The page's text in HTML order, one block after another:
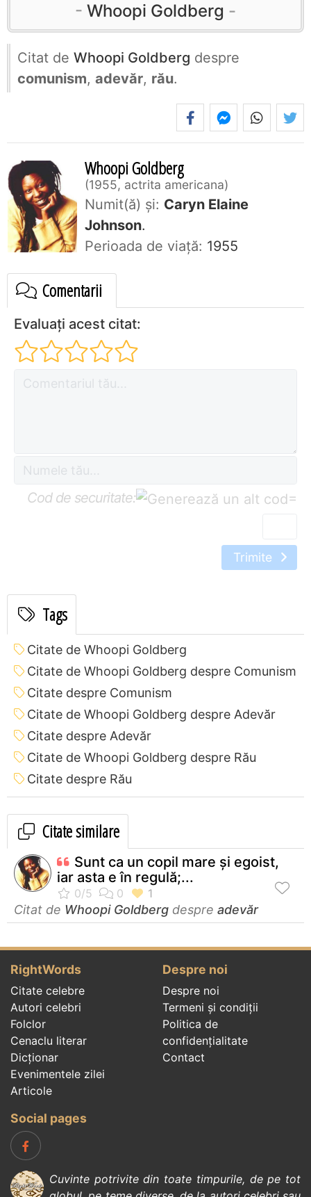
Whoopi Goldberg
Citat de Whoopi Goldberg despre
comunism, adevăr, rău.
Whoopi Goldberg
1955, actrita americana
Numit(ă) și: Caryn Elaine
Johnson.
Perioada de viaţă: 1955
Comentarii
Evaluați acest citat:
Cod de securitate: =
Trimite
Tags
Citate de Whoopi Goldberg
Citate de Whoopi Goldberg despre Comunism
Citate despre Comunism
Citate de Whoopi Goldberg despre Adevăr
Citate despre Adevăr
Citate de Whoopi Goldberg despre Rău
Citate despre Rău
Citate similare
Sunt ca un copil mare şi egoist,
iar asta e în regulă;...
Citat de Whoopi Goldberg despre adevăr
RightWords
Citate celebre
Autori celebri
Folclor
Cenaclu literar
Dicționar
Evenimentele zilei
Articole
Despre noi
Despre noi
Termeni și condiții
Politica de
confidenţialitate
Contact
Social pages
Cuvinte potrivite din toate timpurile, de pe tot